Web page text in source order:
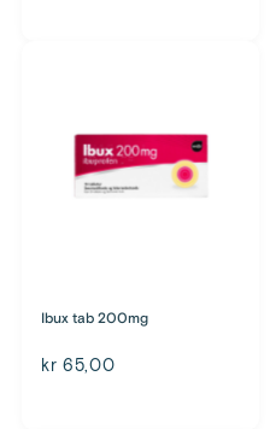
Ibux tab 200mg
kr 65,00